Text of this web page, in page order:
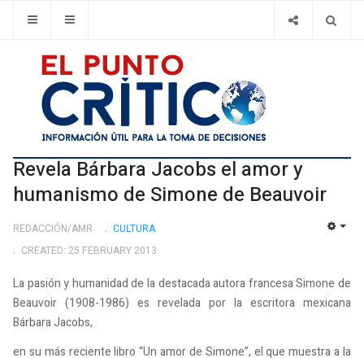
Revela Bárbara Jacobs el amor y
humanismo de Simone de Beauvoir
REDACCIÓN/AMR
CULTURA
CREATED: 25 FEBRUARY 2013
La pasión y humanidad de la destacada autora francesa Simone de
Beauvoir (1908-1986) es revelada por la escritora mexicana
Bárbara Jacobs,
en su más reciente libro “Un amor de Simone”, el que muestra a la